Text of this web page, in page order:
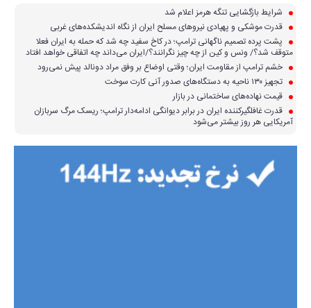
شرایط بازگشایی تنگه هرمز اعلام شد
قدرت موشکی و پهپادی نیرو‌های مسلح ایران از نگاه اندیشکده‌های غربی
پشت پرده تصمیم ناگهانی ترامپ؛ در کاخ سفید چه شد که حمله به ایران فعلا
متوقف شد؟/ ونس و کین از چه چیز نگرانند؟/ایران می‌داند چه اتفاقی خواهد افتاد
خشم ترامپ از مقاومت ایران؛ وقتی اوضاع بر وفق مراد دونالد پیش نمی‌رود
تجهیز ۱۳۰ ناحیه به دستگاه‌های صدور آنی کارت سوخت
قیمت نهاده‌های ساختمانی در بازار
قدرت غافلگیرکننده ایران در برابر دیوانگی ادامه‌دار ترامپ؛ ریسک مرگ سربازان
آمریکایی هر روز بیشتر می‌شود